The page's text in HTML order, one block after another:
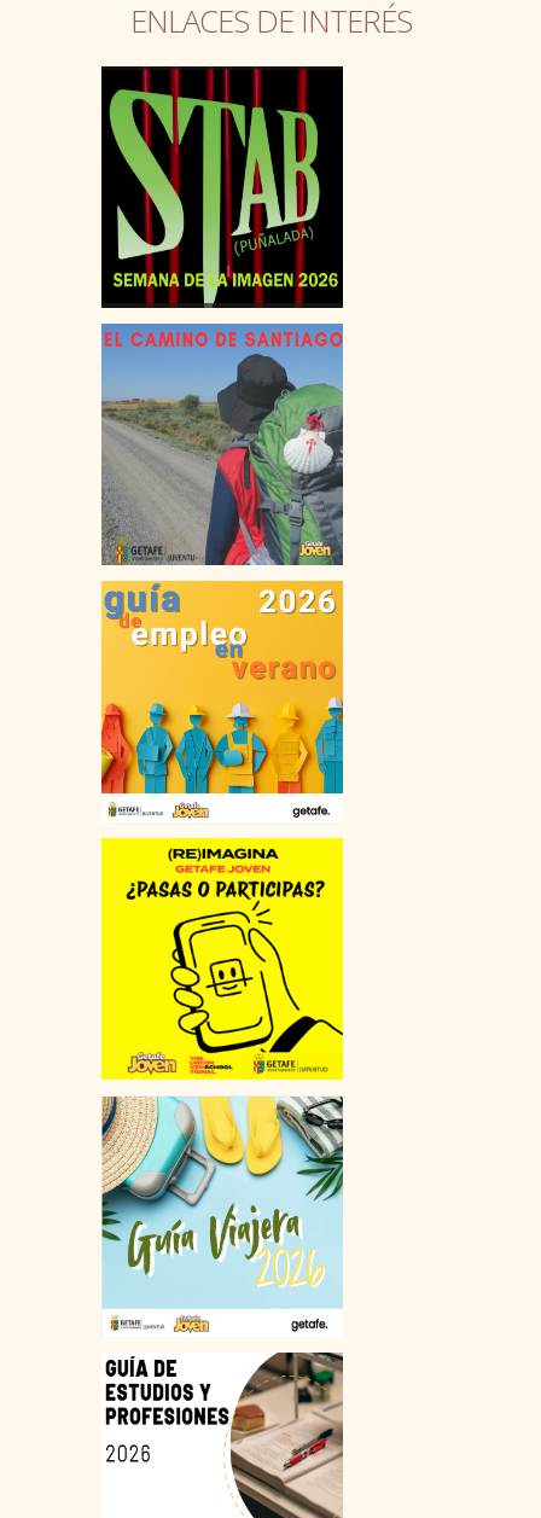
GUÍAS Y PUBLICACIONES
PLAZOS DE SOLICITUD
FERIAS, JORNADAS, CONFERENCIAS
OCIO
PUBLICACIONES
CARNÉS
VIAJES
FORMACIÓN TIEMPO LIBRE
MEDIO AMBIENTE
SALUD
VIVIENDA
COMPARTIR
EN GETAFE
ENLACES DE INTERÉS